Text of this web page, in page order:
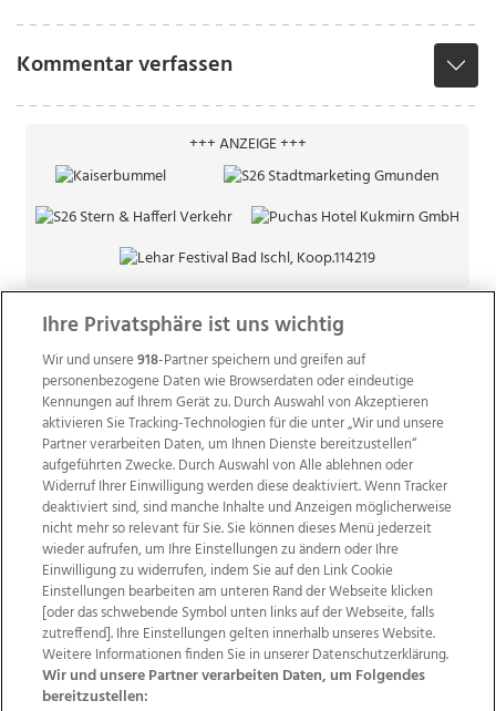
Kommentar verfassen
+++ ANZEIGE +++
Wir über uns Mediadaten Kontakt
Jobs
Datenschutz
Impressum
AGB Anzeigekunden
AGB Website
Ehrenkodex Politische Werbung
Ihre Privatsphäre ist uns wichtig
Wir und unsere918-Partner speichern und greifen auf
personenbezogene Daten wie Browserdaten oder eindeutige
Kennungen auf Ihrem Gerät zu. Durch Auswahl von Akzeptieren
aktivieren Sie Tracking-Technologien für die unter „Wir und unsere
Partner verarbeiten Daten, um Ihnen Dienste bereitzustellen“
aufgeführten Zwecke. Durch Auswahl von Alle ablehnen oder
Widerruf Ihrer Einwilligung werden diese deaktiviert. Wenn Tracker
deaktiviert sind, sind manche Inhalte und Anzeigen möglicherweise
nicht mehr so relevant für Sie. Sie können dieses Menü jederzeit
wieder aufrufen, um Ihre Einstellungen zu ändern oder Ihre
Einwilligung zu widerrufen, indem Sie auf den Link Cookie
Einstellungen bearbeiten am unteren Rand der Webseite klicken
[oder das schwebende Symbol unten links auf der Webseite, falls
zutreffend]. Ihre Einstellungen gelten innerhalb unseres Website.
Weitere Informationen finden Sie in unserer Datenschutzerklärung.
Wir und unsere Partner verarbeiten Daten, um Folgendes
bereitzustellen: